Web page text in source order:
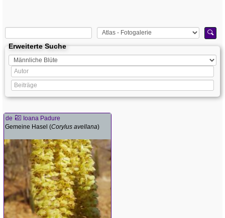
Erweiterte Suche
de
Ioana Padure
Gemeine Hasel (Corylus avellana)